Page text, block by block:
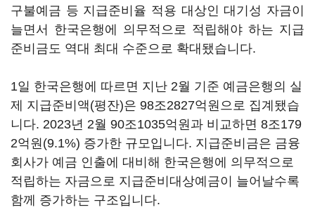
구불예금 등 지급준비율 적용 대상인 대기성 자금이
늘면서 한국은행에 의무적으로 적립해야 하는 지급
준비금도 역대 최대 수준으로 확대됐습니다.
1일 한국은행에 따르면 지난 2월 기준 예금은행의 실
제 지급준비액(평잔)은 98조2827억원으로 집계됐습
니다. 2023년 2월 90조1035억원과 비교하면 8조179
2억원(9.1%) 증가한 규모입니다. 지급준비금은 금융
회사가 예금 인출에 대비해 한국은행에 의무적으로
적립하는 자금으로 지급준비대상예금이 늘어날수록
함께 증가하는 구조입니다.